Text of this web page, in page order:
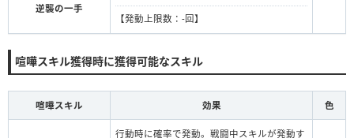
逆襲の一手
【発動上限数：-回】
喧嘩スキル獲得時に獲得可能なスキル
喧嘩スキル 効果 色
行動時に確率で発動。戦闘中スキルが発動す